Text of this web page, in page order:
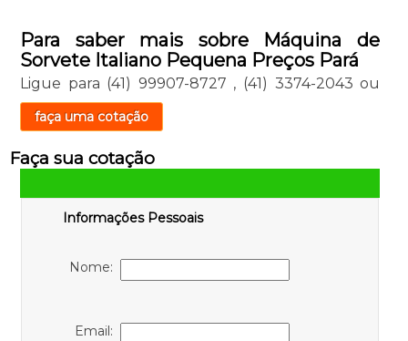
Para saber mais sobre Máquina de
Sorvete Italiano Pequena Preços Pará
Ligue para (41) 99907-8727 , (41) 3374-2043 ou
faça uma cotação
Faça sua cotação
Informações Pessoais
Nome:
Email: